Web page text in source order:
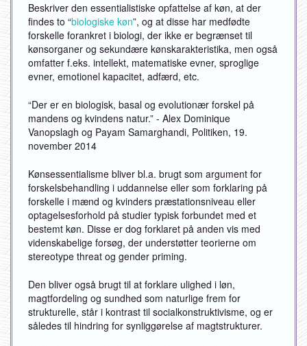
Beskriver den essentialistiske opfattelse af køn, at der
findes to “biologiske køn”, og at disse har medfødte
forskelle forankret i biologi, der ikke er begrænset til
kønsorganer og sekundære kønskarakteristika, men også
omfatter f.eks. intellekt, matematiske evner, sproglige
evner, emotionel kapacitet, adfærd, etc.
“Der er en biologisk, basal og evolutionær forskel på
mandens og kvindens natur.” - Alex Dominique
Vanopslagh og Payam Samarghandi, Politiken, 19.
november 2014
Kønsessentialisme bliver bl.a. brugt som argument for
forskelsbehandling i uddannelse eller som forklaring på
forskelle i mænd og kvinders præstationsniveau eller
optagelsesforhold på studier typisk forbundet med et
bestemt køn. Disse er dog forklaret på anden vis med
videnskabelige forsøg, der understøtter teorierne om
stereotype threat og gender priming.
Den bliver også brugt til at forklare ulighed i løn,
magtfordeling og sundhed som naturlige frem for
strukturelle, står i kontrast til socialkonstruktivisme, og er
således til hindring for synliggørelse af magtstrukturer.